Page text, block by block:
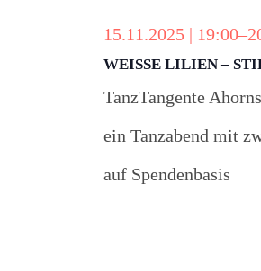
WEISSE LILIEN –
15.11.2025 | 19:00–
TanzTangente
ein Tanzabend mit
auf Spendenbasis